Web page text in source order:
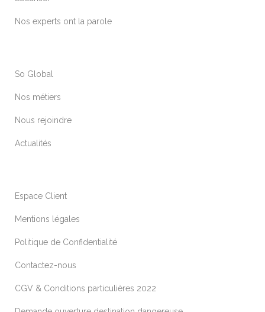
Nos experts ont la parole
So Global
Nos métiers
Nous rejoindre
Actualités
Espace Client
Mentions légales
Politique de Confidentialité
Contactez-nous
CGV & Conditions particulières 2022